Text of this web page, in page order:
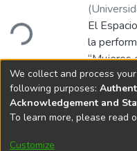
(
El
la
“Mujeres
Dufort.
Show
DSpace software
Cookie
We collect and process
following purposes:
Acknowledgement and
To learn more, please read
Customize